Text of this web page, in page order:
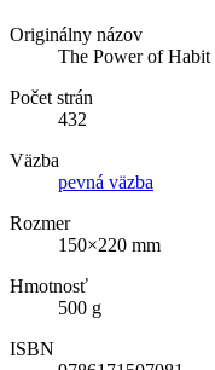
Originálny názov
The Power of Habit
Počet strán
432
Väzba
pevná väzba
Rozmer
150×220 mm
Hmotnosť
500 g
ISBN